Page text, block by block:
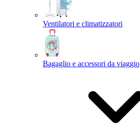
Ventilatori e climatizzatori
Bagaglio e accessori da viaggio